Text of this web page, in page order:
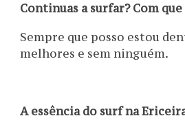
Continuas a surfar? Com
Sempre que posso estou
melhores e sem ninguém.
A essência do surf na